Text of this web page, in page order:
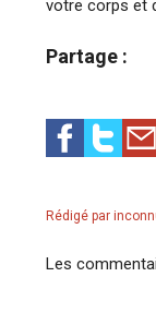
votre corps et
Partage :
Rédigé par
Les